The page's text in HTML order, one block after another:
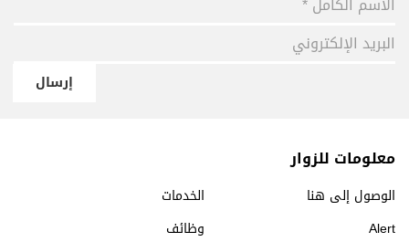
إرسال
معلومات للزوار
الخدمات
الوصول إلى هنا
وظائف
Alert